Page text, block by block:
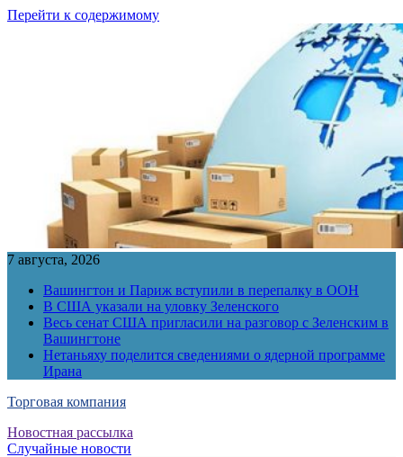
Перейти к содержимому
7 августа, 2026
Вашингтон и Париж вступили в перепалку в ООН
В США указали на уловку Зеленского
Весь сенат США пригласили на разговор с Зеленским в
Вашингтоне
Нетаньяху поделится сведениями о ядерной программе
Ирана
Торговая компания
Новостная рассылка
Случайные новости